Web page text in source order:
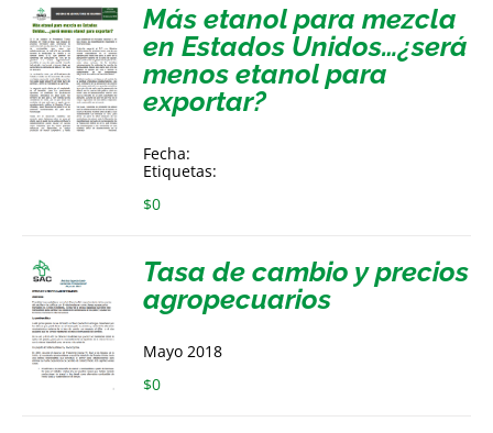
Más etanol para mezcla
en Estados Unidos…¿será
menos etanol para
exportar?
Fecha:
Etiquetas:
$0
Tasa de cambio y precios
agropecuarios
Mayo 2018
$0